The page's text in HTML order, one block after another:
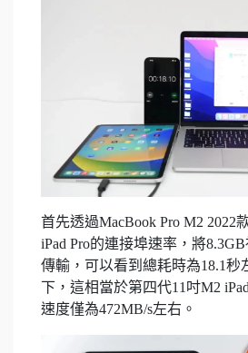
首先透過MacBook Pro M2 2022
iPad Pro的連接埠速率，將
傳輸，可以看到總耗時為18.1秒
下，這相當於第四代11吋M2
速度僅為472MB/s左右。